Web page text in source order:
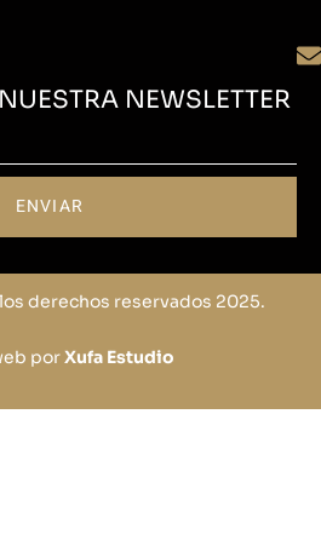
NEWSLETTER
ENVIAR
derechos reservados 2025.
porXufa Estudio